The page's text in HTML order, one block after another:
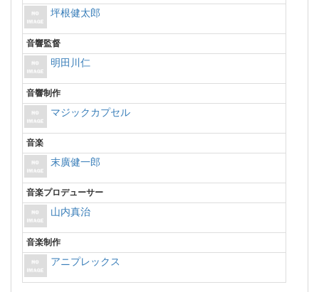
坪根健太郎
音響監督
明田川仁
音響制作
マジックカプセル
音楽
末廣健一郎
音楽プロデューサー
山内真治
音楽制作
アニプレックス